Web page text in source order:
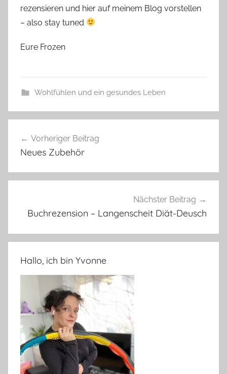
rezensieren und hier auf meinem Blog vorstellen
– also stay tuned
Eure Frozen
Wohlfühlen und ein gesundes Leben
Vorheriger Beitrag
Neues Zubehör
Nächster Beitrag
Buchrezension – Langenscheit Diät-Deusch
Hallo, ich bin Yvonne